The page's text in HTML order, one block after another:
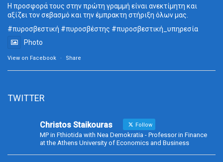
Η προσφορά τους στην πρώτη γραμμή είναι ανεκτίμητη και
αξίζει τον σεβασμό και την έμπρακτη στήριξη όλων μας.
#πυροσβεστική #πυροσβέστης #πυροσβεστική_ υπηρεσία
Photo
View on Facebook · Share
TWITTER
Christos Staikouras Follow
MP in Fthiotida with Nea Demokratia - Professor in Finance
at the Athens University of Economics and Business